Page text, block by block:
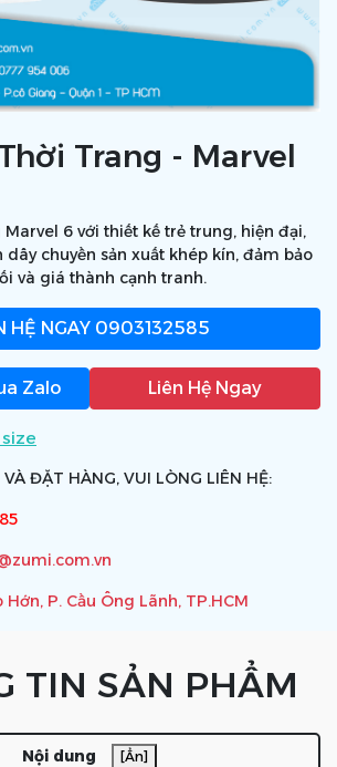
Trang - Marvel
6 với thiết kế trẻ trung, hiện đại,
chuyền sản xuất khép kín, đảm bảo
và giá thành cạnh tranh.
HỆ NGAY 0903132585
Zalo Liên Hệ Ngay
ĐẶT HÀNG, VUI LÒNG LIÊN HỆ:
Hớn, P. Cầu Ông Lãnh, TP.HCM
TIN SẢN PHẨM
Nội dung [Ẩn]